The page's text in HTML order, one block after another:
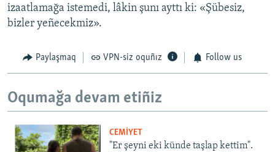
izaatlamağa istemedi, lâkin şunı ayttı ki: «Şübesiz,
bizler yeñecekmiz».
Paylaşmaq VPN-siz oquñız Follow us
Oqumağa devam etiñiz
CEMİYET
"Er şeyni eki künde taşlap kettim".